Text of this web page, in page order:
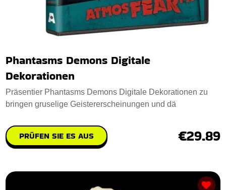
Phantasms Demons Digitale
Dekorationen
Präsentier Phantasms Demons Digitale Dekorationen zu
bringen gruselige Geistererscheinungen und dä
PRÜFEN SIE ES AUS €29.89